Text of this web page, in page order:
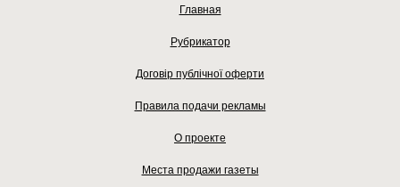
Главная
Рубрикатор
Договір публічної оферти
Правила подачи рекламы
О проекте
Места продажи газеты